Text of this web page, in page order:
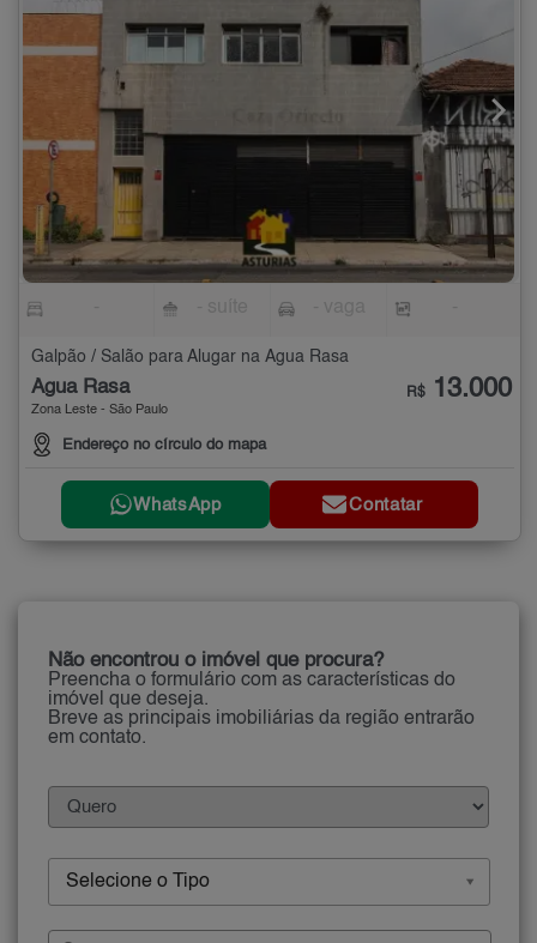
Galpão / Salão para Alugar na Água Rasa
Água Rasa
Zona Leste - São Paulo
Endereço no círculo do mapa
R$ 13.000
WhatsApp Contatar
Não encontrou o imóvel que procura?
Preencha o formulário com as características do
imóvel que deseja.
Breve as principais imobiliárias da região entrarão
em contato.
Selecione o Tipo